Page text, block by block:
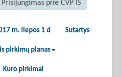
Prisijungimas prie CVP IS
m. liepos 1 d Sutartys
pirkimų planas
Kuro pirkimai